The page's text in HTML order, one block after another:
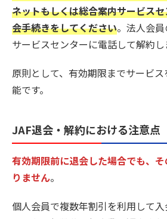
ネットもしくは総合案内サービス
会手続きをしてください。法人会
サービスセンターに電話して解約し
原則として、有効期限までサービ
能です。
JAF退会・解約における注意点
有効期限前に退会した場合でも、
りません。
個人会員で複数年割引を利用して